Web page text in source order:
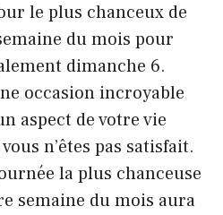
le plus chanceux de
du mois pour
dimanche 6.
occasion incroyable
aspect de votre vie
n’êtes pas satisfait.
la plus chanceuse
semaine du mois aura